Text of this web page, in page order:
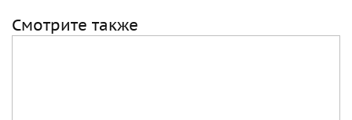
Смотрите также